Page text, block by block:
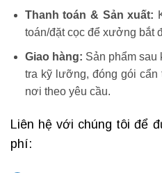
Thanh toán & Sản xuất:
toán/đặt cọc để xưởng bắt
Giao hàng: Sản phẩm
tra kỹ lưỡng, đóng gói cẩn
nơi theo yêu cầu.
Liên hệ với chúng tôi để
phí: